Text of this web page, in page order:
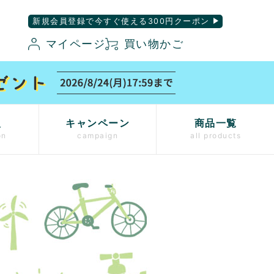
新規会員登録で今すぐ使える300円クーポン
マイページ 買い物かご
キャンペーン
campaign
商品一覧
all products